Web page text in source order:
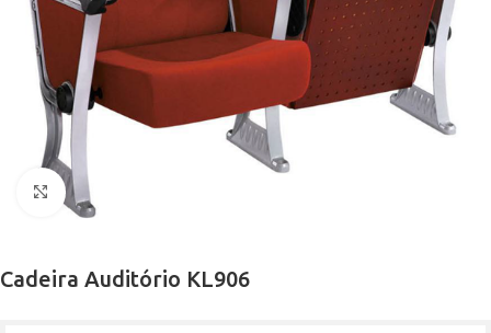
Click to enlarge
Cadeira Auditório KL906